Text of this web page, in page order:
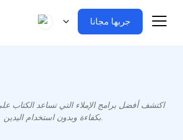
جربها مجانا
اكتشف أفضل برامج الإملاء التي تساعد الكتاب